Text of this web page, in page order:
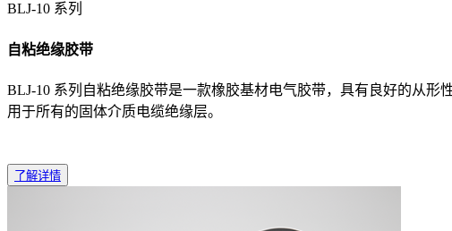
BLJ-10 系列
自粘绝缘胶带
BLJ-10 系列自粘绝缘胶带是一款橡胶基材电气胶带，具有良好的从
用于所有的固体介质电缆绝缘层。
了解详情